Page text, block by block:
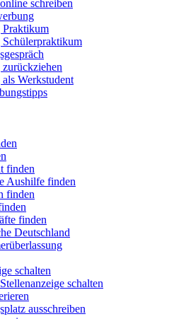
schreiben
Werkstudent
finden
Aushilfe finden
finden
finden
Deutschland
schalten
schalten
ausschreiben